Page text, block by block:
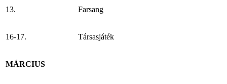
13. Farsang
16-17. Társasjáték
MÁRCIUS